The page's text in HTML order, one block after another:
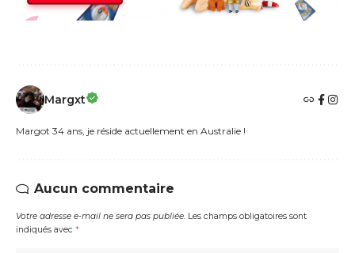
Margxt
Margot 34 ans, je réside actuellement en Australie !
Aucun commentaire
Votre adresse e-mail ne sera pas publiée. Les champs obligatoires sont
indiqués avec *